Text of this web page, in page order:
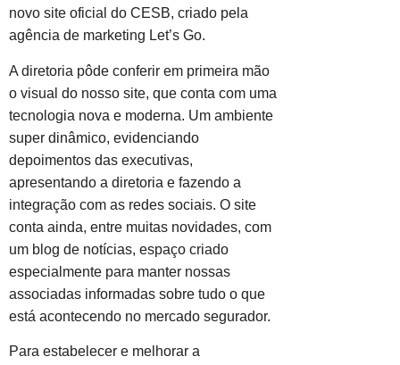
novo site oficial do CESB, criado pela
agência de marketing Let’s Go.
A diretoria pôde conferir em primeira mão
o visual do nosso site, que conta com uma
tecnologia nova e moderna. Um ambiente
super dinâmico, evidenciando
depoimentos das executivas,
apresentando a diretoria e fazendo a
integração com as redes sociais. O site
conta ainda, entre muitas novidades, com
um blog de notícias, espaço criado
especialmente para manter nossas
associadas informadas sobre tudo o que
está acontecendo no mercado segurador.
Para estabelecer e melhorar a